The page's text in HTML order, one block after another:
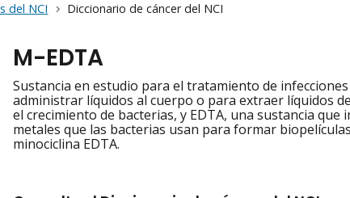
del NCI Diccionario de cáncer del NCI
M-EDTA
Sustancia en estudio para el tratamiento de
administrar líquidos al cuerpo o para extraer líquidos
el crecimiento de bacterias, y EDTA, una sustancia
metales que las bacterias usan para formar
minociclina EDTA.